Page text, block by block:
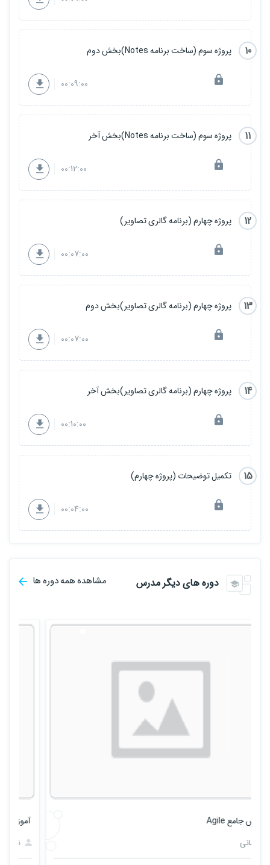
10 پروژه سوم (ساخت برنامه Notes)بخش دوم
00:09:00
11 پروژه سوم (ساخت برنامه Notes)بخش آخر
00:12:00
12 پروژه چهارم (برنامه گالری تصاویر)
00:07:00
13 پروژه چهارم (برنامه گالری تصاویر)بخش دوم
00:07:00
14 پروژه چهارم (برنامه گالری تصاویر)بخش آخر
00:10:00
15 تکمیل توضیحات (پروژه چهارم)
00:04:00
دوره های دیگر مدرس مشاهده همه دوره ها
آموزش Jenkins به همراه پروژه عملی